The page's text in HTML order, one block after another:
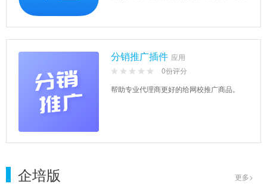
分销推广插件 应用
0份评分
帮助专业代理商更好的给网校推广商品。
企培版 更多>